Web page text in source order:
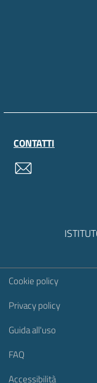
CONTATTI
Sezione
Cookie policy
Privacy policy
Guida all'uso
FAQ
Accessibilità